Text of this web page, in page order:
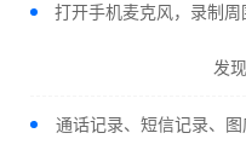
打开手机麦克风，录制
发
通话记录、短信记录、